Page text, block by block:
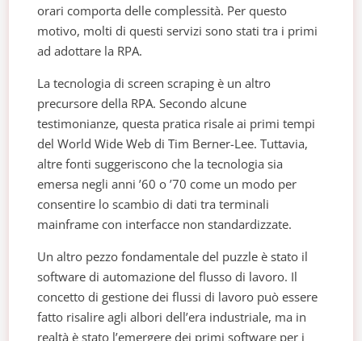
orari comporta delle complessità. Per questo
motivo, molti di questi servizi sono stati tra i primi
ad adottare la RPA.
La tecnologia di screen scraping è un altro
precursore della RPA. Secondo alcune
testimonianze, questa pratica risale ai primi tempi
del World Wide Web di Tim Berner-Lee. Tuttavia,
altre fonti suggeriscono che la tecnologia sia
emersa negli anni ’60 o ’70 come un modo per
consentire lo scambio di dati tra terminali
mainframe con interfacce non standardizzate.
Un altro pezzo fondamentale del puzzle è stato il
software di automazione del flusso di lavoro. Il
concetto di gestione dei flussi di lavoro può essere
fatto risalire agli albori dell’era industriale, ma in
realtà è stato l’emergere dei primi software per i